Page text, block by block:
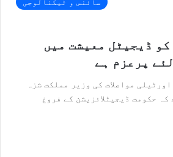
ڈیجیٹل معیشت میں
پرعزم ہے
مواصلات کی وزیر مملکت شزہ
حکومت ڈیجیٹلائزیشن کے فروغ